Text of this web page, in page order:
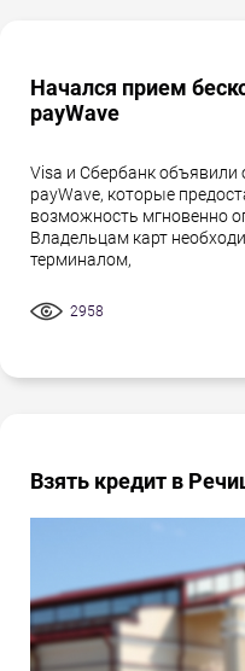
Начался прием
payWave
Visa и Сбербанк объявили
payWave, которые
возможность мгновенно
Владельцам карт
терминалом,
2958
Взять кредит в